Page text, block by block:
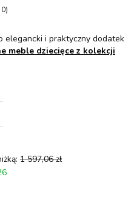
elegancki i praktyczny dodatek
meble dziecięce z kolekcji
1 597,06 zł